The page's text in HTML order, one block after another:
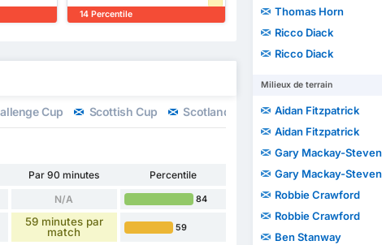
14 Percentile
Cup Scottish Cup Scotland Play-offs 1/2
Par 90 minutes
Percentile
N/A 84
59 minutes par
match
59
Thomas Horn
Ricco Diack
Ricco Diack
Milieux de terrain
Aidan Fitzpatrick
Aidan Fitzpatrick
Gary Mackay-Steven
Gary Mackay-Steven
Robbie Crawford
Robbie Crawford
Ben Stanway